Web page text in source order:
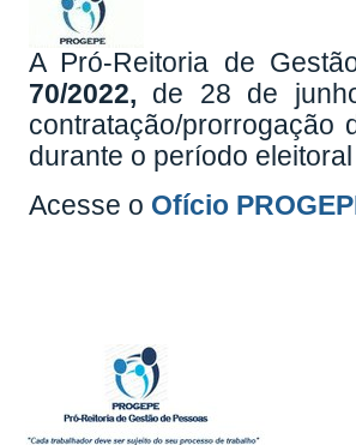
A Pró-Reitoria de
70/2022, de 28 de
contratação/prorrogação
durante o período
Acesse o Ofício